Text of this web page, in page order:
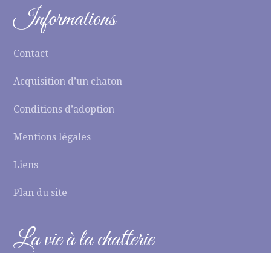
Informations
Contact
Acquisition d’un chaton
Conditions d’adoption
Mentions légales
Liens
Plan du site
La vie à la chatterie